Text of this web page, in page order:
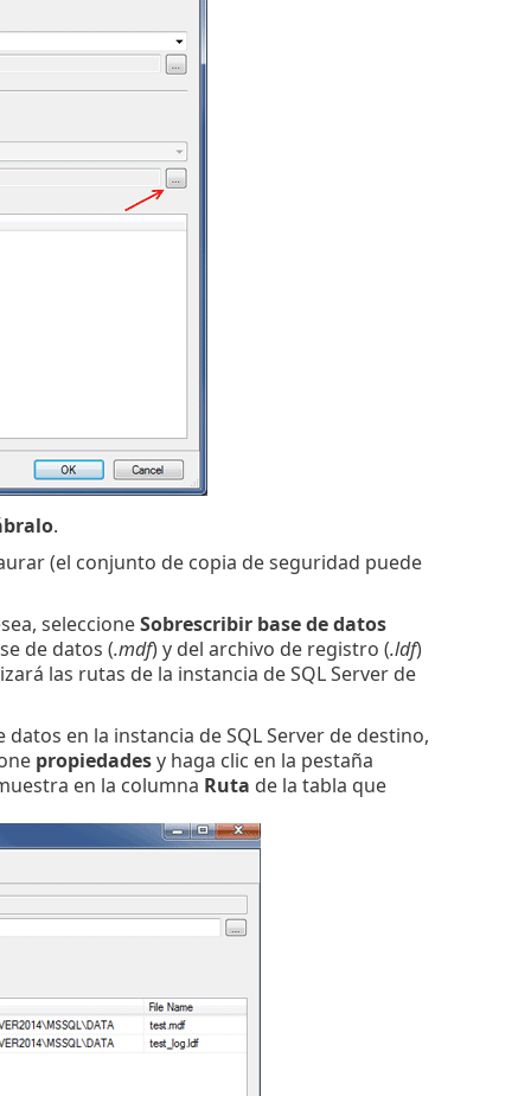
.
(el conjunto de copia de seguridad puede
seleccioneSobrescribir base de datos
de datos (.mdf) y del archivo de registro (.ldf)
las rutas de la instancia de SQL Server de
en la instancia de SQL Server de destino,
propiedadesy haga clic en la pestaña
en la columna Ruta de la tabla que